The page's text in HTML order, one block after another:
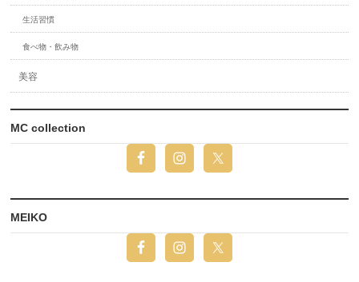
生活習慣
食べ物・飲み物
美容
MC collection
MEIKO